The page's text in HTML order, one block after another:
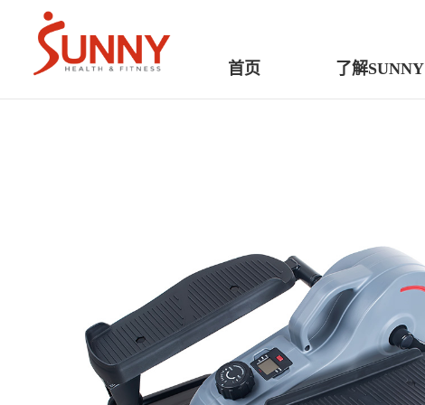
首页 了解SUNNY